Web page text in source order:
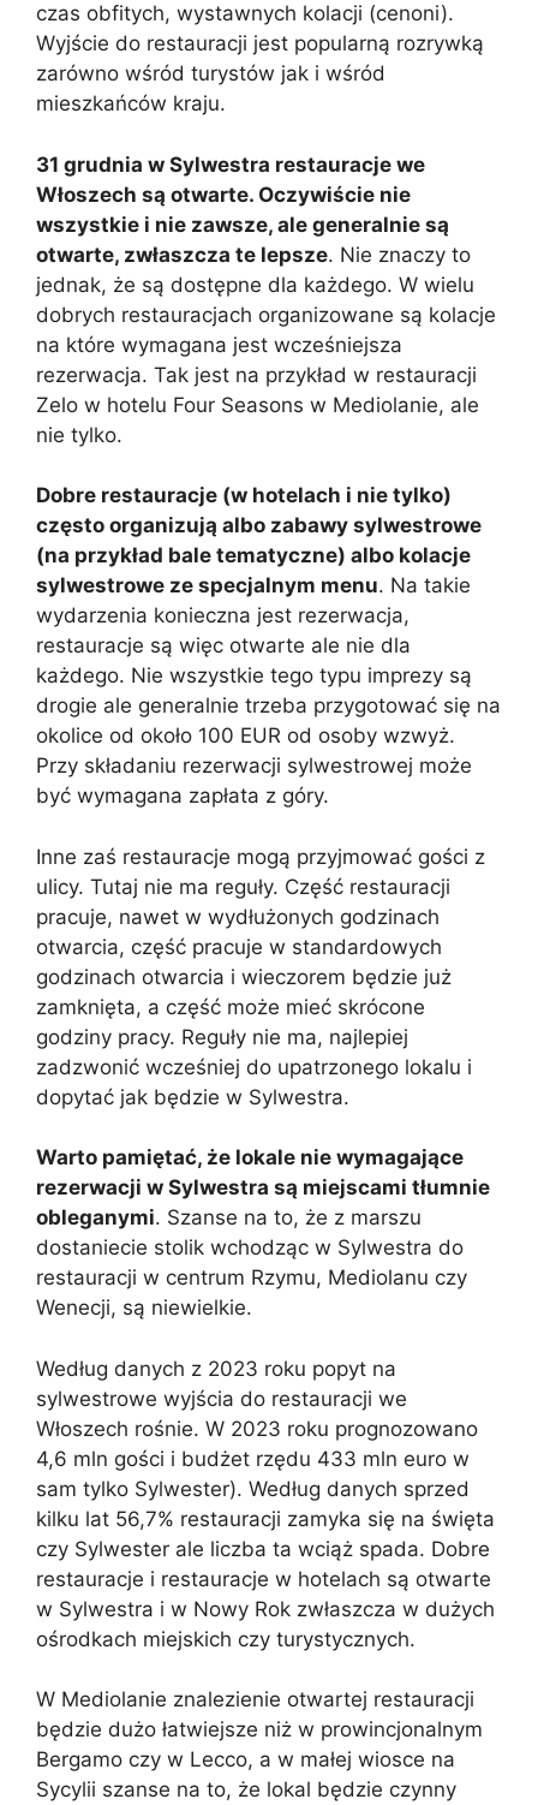
czas obfitych, wystawnych kolacji (cenoni).
Wyjście do restauracji jest popularną rozrywką
zarówno wśród turystów jak i wśród
mieszkańców kraju.
31 grudnia w Sylwestra restauracje we
Włoszech są otwarte. Oczywiście nie
wszystkie i nie zawsze, ale generalnie są
otwarte, zwłaszcza te lepsze. Nie znaczy to
jednak, że są dostępne dla każdego. W wielu
dobrych restauracjach organizowane są kolacje
na które wymagana jest wcześniejsza
rezerwacja. Tak jest na przykład w restauracji
Zelo w hotelu Four Seasons w Mediolanie, ale
nie tylko.
Dobre restauracje (w hotelach i nie tylko)
często organizują albo zabawy sylwestrowe
(na przykład bale tematyczne) albo kolacje
sylwestrowe ze specjalnym menu. Na takie
wydarzenia konieczna jest rezerwacja,
restauracje są więc otwarte ale nie dla
każdego. Nie wszystkie tego typu imprezy są
drogie ale generalnie trzeba przygotować się na
okolice od około 100 EUR od osoby wzwyż.
Przy składaniu rezerwacji sylwestrowej może
być wymagana zapłata z góry.
Inne zaś restauracje mogą przyjmować gości z
ulicy. Tutaj nie ma reguły. Część restauracji
pracuje, nawet w wydłużonych godzinach
otwarcia, część pracuje w standardowych
godzinach otwarcia i wieczorem będzie już
zamknięta, a część może mieć skrócone
godziny pracy. Reguły nie ma, najlepiej
zadzwonić wcześniej do upatrzonego lokalu i
dopytać jak będzie w Sylwestra.
Warto pamiętać, że lokale nie wymagające
rezerwacji w Sylwestra są miejscami tłumnie
obleganymi. Szanse na to, że z marszu
dostaniecie stolik wchodząc w Sylwestra do
restauracji w centrum Rzymu, Mediolanu czy
Wenecji, są niewielkie.
Według danych z 2023 roku popyt na
sylwestrowe wyjścia do restauracji we
Włoszech rośnie. W 2023 roku prognozowano
4,6 mln gości i budżet rzędu 433 mln euro w
sam tylko Sylwester). Według danych sprzed
kilku lat 56,7% restauracji zamyka się na święta
czy Sylwester ale liczba ta wciąż spada. Dobre
restauracje i restauracje w hotelach są otwarte
w Sylwestra i w Nowy Rok zwłaszcza w dużych
ośrodkach miejskich czy turystycznych.
W Mediolanie znalezienie otwartej restauracji
będzie dużo łatwiejsze niż w prowincjonalnym
Bergamo czy w Lecco, a w małej wiosce na
Sycylii szanse na to, że lokal będzie czynny